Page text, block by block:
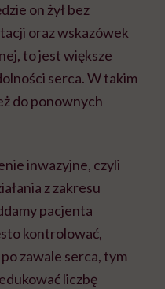
on żył bez
oraz wskazówek
to jest większe
serca. W takim
do ponownych
inwazyjne, czyli
z zakresu
pacjenta
kontrolować,
zawale serca, tym
liczbę